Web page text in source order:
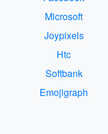
Microsoft
Joypixels
Htc
Softbank
Emojigraph